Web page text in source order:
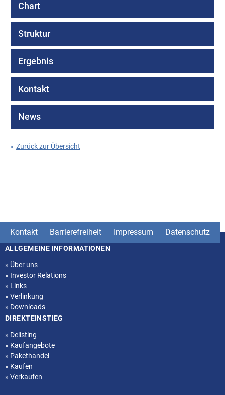
Chart
Struktur
Ergebnis
Kontakt
News
« Zurück zur Übersicht
Kontakt Barrierefreiheit Impressum Datenschutz
Seitenstruktur
ALLGEMEINE INFORMATIONEN
» Über uns
» Investor Relations
» Links
» Verlinkung
» Downloads
DIREKTEINSTIEG
» Delisting
» Kaufangebote
» Pakethandel
» Kaufen
» Verkaufen